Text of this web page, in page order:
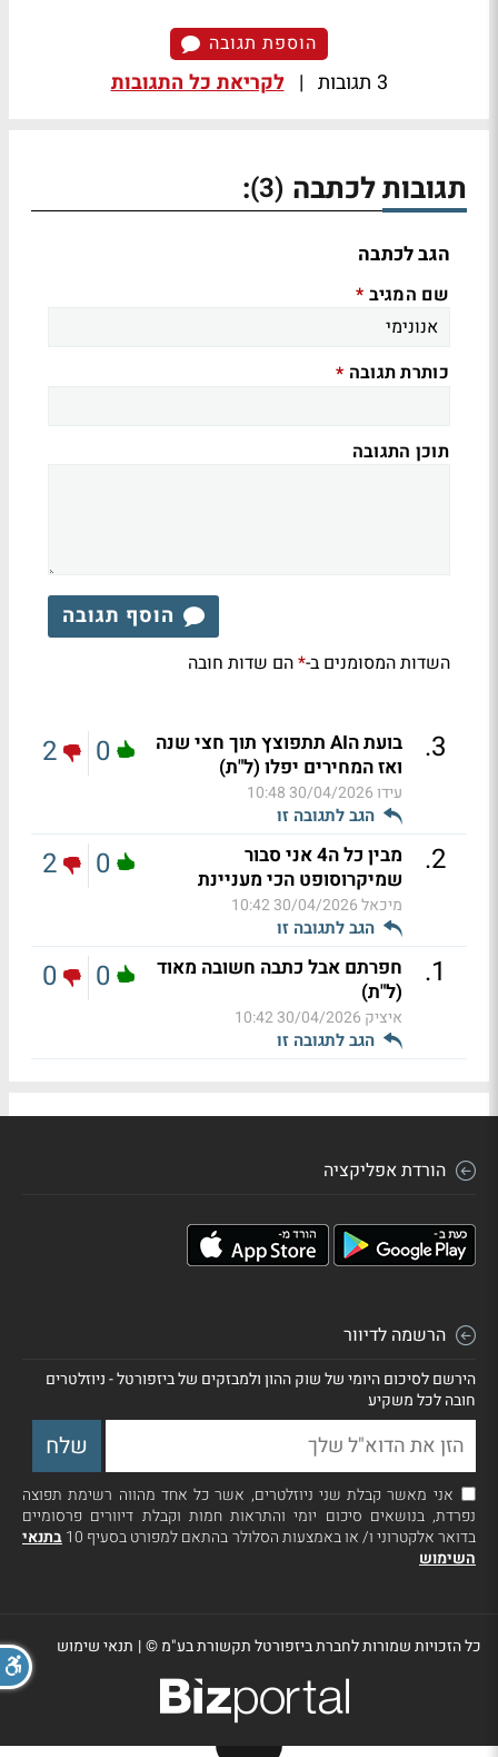
הוספת תגובה
3 תגובות | לקריאת כל התגובות
תגובות לכתבה (3)
:
הגב לכתבה
שם המגיב *
כותרת תגובה *
תוכן התגובה
הוסף תגובה
השדות המסומנים ב-*הם שדות חובה
3
.
בועת הAI תתפוצץ תוך חצי שנה
ואז המחירים יפלו (ל"ת)
עידו30/04/2026 10:48
הגב לתגובה זו
0
2
2
.
מבין כל ה4 אני סבור
שמיקרוסופט הכי מעניינת
מיכאל30/04/2026 10:42
הגב לתגובה זו
0
2
1
.
חפרתם אבל כתבה חשובה מאוד
(ל"ת)
איציק 30/04/2026 10:42
הגב לתגובה זו
0
0
הורדת אפליקציה
הרשמה לדיוור
הירשם לסיכום היומי של שוק ההון ולמבזקים של ביזפורטל - ניוזלטרים
חובה לכל משקיע
אני מאשר קבלת שני ניוזלטרים, אשר כל אחד מהווה רשימת תפוצה
נפרדת, בנושאים סיכום יומי והתראות חמות וקבלת דיוורים פרסומיים
בדואר אלקטרוני ו/ או באמצעות הסלולר בהתאם למפורט בסעיף 10
בתנאי
השימוש
כל הזכויות שמורות לחברת ביזפורטל תקשורת בע"מ ©| תנאי שימוש